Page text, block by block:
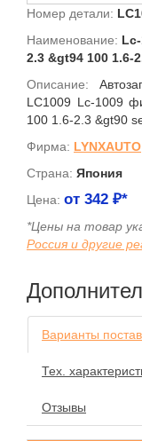
Номер детали:
Наименование:
2.3 &gt94 100 1.6-
Описание:
LC1009 Lc-1009
100 1.6-2.3 &gt90
Фирма: LYNXAUTO
Страна: Япония
Цена: от 342 ₽*
*Цены на товар
Россия и другие
Варианты
Тех.
Отзывы